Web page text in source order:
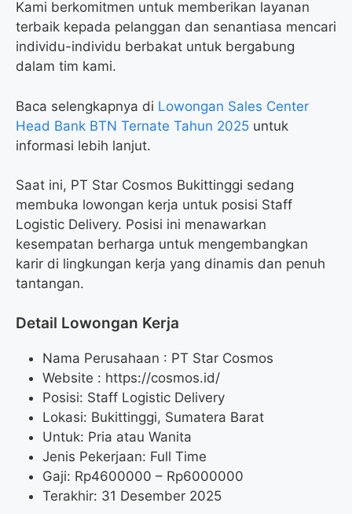
Kami berkomitmen untuk memberikan layanan
terbaik kepada pelanggan dan senantiasa mencari
individu-individu berbakat untuk bergabung
dalam tim kami.
Baca selengkapnya di Lowongan Sales Center
Head Bank BTN Ternate Tahun 2025 untuk
informasi lebih lanjut.
Saat ini, PT Star Cosmos Bukittinggi sedang
membuka lowongan kerja untuk posisi Staff
Logistic Delivery. Posisi ini menawarkan
kesempatan berharga untuk mengembangkan
karir di lingkungan kerja yang dinamis dan penuh
tantangan.
Detail Lowongan Kerja
Nama Perusahaan : PT Star Cosmos
Website : https://cosmos.id/
Posisi: Staff Logistic Delivery
Lokasi: Bukittinggi, Sumatera Barat
Untuk: Pria atau Wanita
Jenis Pekerjaan: Full Time
Gaji: Rp4600000 – Rp6000000
Terakhir: 31 Desember 2025